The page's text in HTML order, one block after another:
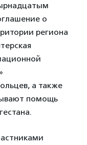
о
региона
а также
помощь